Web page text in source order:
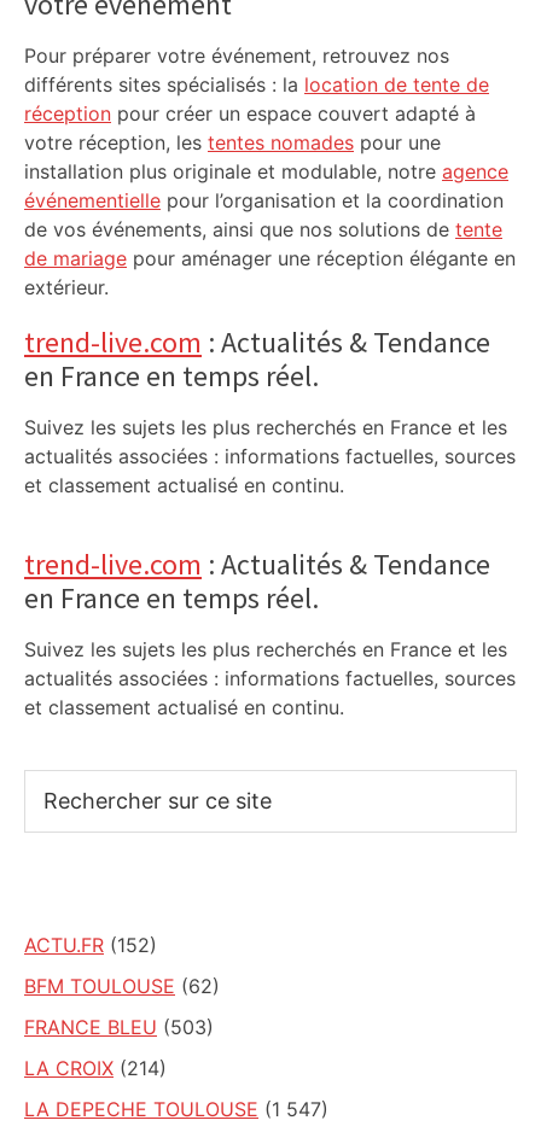
Pour préparer votre événement, retrouvez nos
différents sites spécialisés : la location de tente de
réception pour créer un espace couvert adapté à
votre réception, les tentes nomades pour une
installation plus originale et modulable, notre agence
événementielle pour l’organisation et la coordination
de vos événements, ainsi que nos solutions de tente
de mariage pour aménager une réception élégante en
extérieur.
trend-live.com : Actualités & Tendance
en France en temps réel.
Suivez les sujets les plus recherchés en France et les
actualités associées : informations factuelles, sources
et classement actualisé en continu.
trend-live.com : Actualités & Tendance
en France en temps réel.
Suivez les sujets les plus recherchés en France et les
actualités associées : informations factuelles, sources
et classement actualisé en continu.
sur
ACTU.FR (152)
BFM TOULOUSE (62)
FRANCE BLEU (503)
LA CROIX (214)
LA DEPECHE TOULOUSE (1 547)